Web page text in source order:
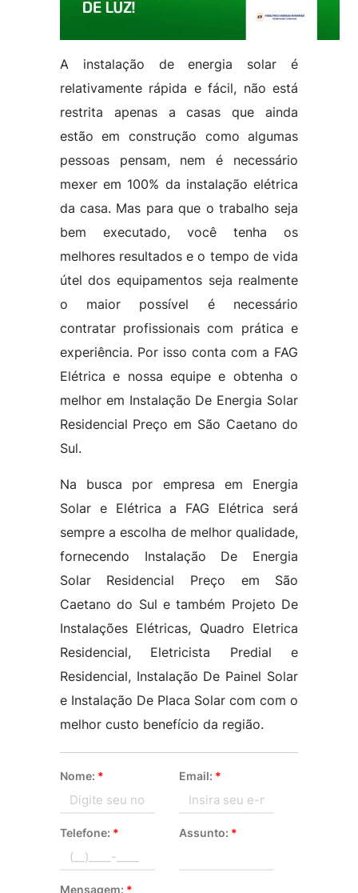
A instalação de energia solar é
relativamente rápida e fácil, não está
restrita apenas a casas que ainda
estão em construção como algumas
pessoas pensam, nem é necessário
mexer em 100% da instalação elétrica
da casa. Mas para que o trabalho seja
bem executado, você tenha os
melhores resultados e o tempo de vida
útel dos equipamentos seja realmente
o maior possível é necessário
contratar profissionais com prática e
experiência. Por isso conta com a FAG
Elétrica e nossa equipe e obtenha o
melhor em Instalação De Energia Solar
Residencial Preço em São Caetano do
Sul.
Na busca por empresa em Energia
Solar e Elétrica a FAG Elétrica será
sempre a escolha de melhor qualidade,
fornecendo Instalação De Energia
Solar Residencial Preço em São
Caetano do Sul e também Projeto De
Instalações Elétricas, Quadro Eletrica
Residencial, Eletricista Predial e
Residencial, Instalação De Painel Solar
e Instalação De Placa Solar com com o
melhor custo benefício da região.
Nome: * Email: *
Telefone: * Assunto: *
Mensagem: *